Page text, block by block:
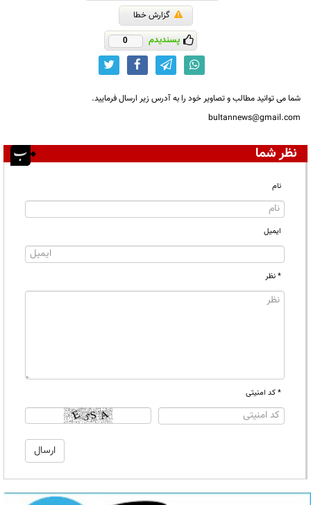
گزارش خطا
پسندیدم 0
شما می توانید مطالب و تصاویر خود را به آدرس زیر ارسال فرمایید.
bultannews@gmail.com
نظر شما
نام
ایمیل
* نظر
* کد امنیتی